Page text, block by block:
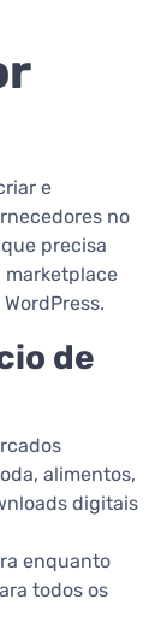
e
no
precisa
marketplace
de
alimentos,
digitais
enquanto
todos os